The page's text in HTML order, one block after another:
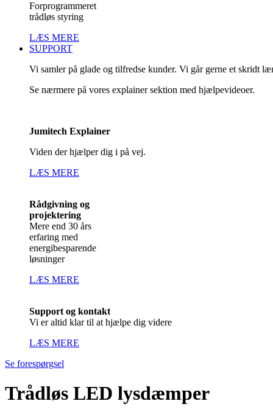
Forprogrammeret
trådløs styring
LÆS MERE
SUPPORT
Vi samler på glade og tilfredse kunder. Vi går gerne et skridt
Se nærmere på vores explainer sektion med hjælpevideoer.
Jumitech Explainer
Viden der hjælper dig i på vej.
LÆS MERE
Rådgivning og
projektering
Mere end 30 års
erfaring med
energibesparende
løsninger
LÆS MERE
Support og kontakt
Vi er altid klar til at hjælpe dig videre
LÆS MERE
Se forespørgsel
Trådløs LED lysdæmper